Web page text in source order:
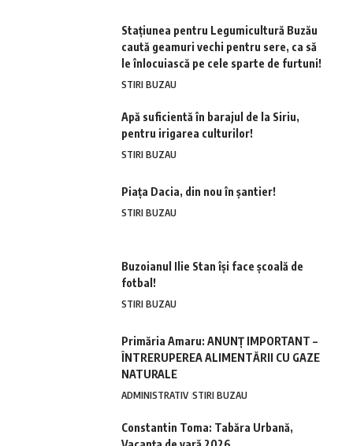
Stațiunea pentru Legumicultură Buzău
caută geamuri vechi pentru sere, ca să
le înlocuiască pe cele sparte de furtuni!
STIRI BUZAU
Apă suficientă în barajul de la Siriu,
pentru irigarea culturilor!
STIRI BUZAU
Piața Dacia, din nou în șantier!
STIRI BUZAU
Buzoianul Ilie Stan își face școală de
fotbal!
STIRI BUZAU
Primăria Amaru: ANUNȚ IMPORTANT –
ÎNTRERUPEREA ALIMENTĂRII CU GAZE
NATURALE
ADMINISTRATIV STIRI BUZAU
Constantin Toma: Tabăra Urbană,